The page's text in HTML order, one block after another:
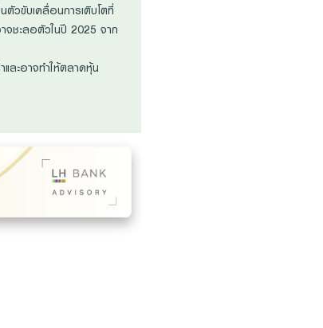
ตัวขับเคลื่อนการเติบโตที่
จชะลอตัวในปี 2025 จาก
ละอาจทำให้ตลาดหุ้น